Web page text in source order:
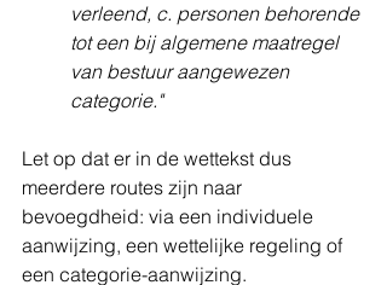
verleend, c. personen behorende
tot een bij algemene maatregel
van bestuur aangewezen
categorie."
Let op dat er in de wettekst dus
meerdere routes zijn naar
bevoegdheid: via een individuele
aanwijzing, een wettelijke regeling of
een categorie-aanwijzing.